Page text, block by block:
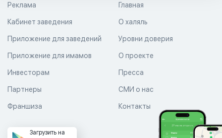
Главная
О халяль
Уровни доверия
Реклама
Кабинет заведения
Приложение для заведений
Приложение для имамов О проекте
Пресса
СМИ о нас
Контакты
Инвесторам
Партнеры
Франшиза
Загрузить на